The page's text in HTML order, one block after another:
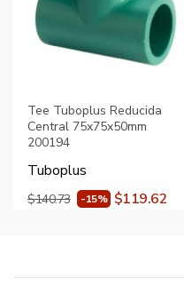
Tee Tuboplus Reducida
Central 75x75x50mm
200194
Tuboplus
$140.73 -15% $119.62